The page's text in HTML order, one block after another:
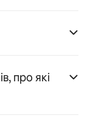
про які